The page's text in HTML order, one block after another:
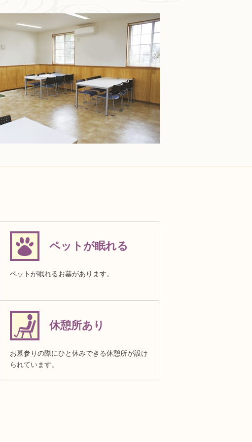
ペットが眠れる
ペットが眠れるお墓があります。
休憩所あり
お墓参りの際にひと休みできる休憩所が設け
られています。